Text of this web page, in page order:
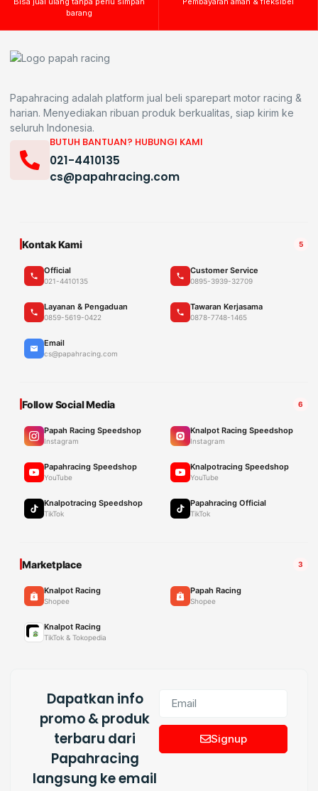
barang
Papahracing adalah platform jual beli sparepart motor racing &
harian. Menyediakan ribuan produk berkualitas, siap kirim ke
seluruh Indonesia.
BUTUH BANTUAN? HUBUNGI KAMI
021-4410135
cs@papahracing.com
Kontak Kami 5
Official
021-4410135
Customer Service
0895-3939-32709
Layanan & Pengaduan
0859-5619-0422
Tawaran Kerjasama
0878-7748-1465
Email
cs@papahracing.com
Follow Social Media 6
Papah Racing Speedshop
Instagram
Knalpot Racing Speedshop
Instagram
Papahracing Speedshop
YouTube
Knalpotracing Speedshop
YouTube
Knalpotracing Speedshop
TikTok
Papahracing Official
TikTok
Marketplace 3
Knalpot Racing
Shopee
Papah Racing
Shopee
Knalpot Racing
TikTok & Tokopedia
Dapatkan info
promo & produk
terbaru dari
Papahracing
langsung ke email
Signup